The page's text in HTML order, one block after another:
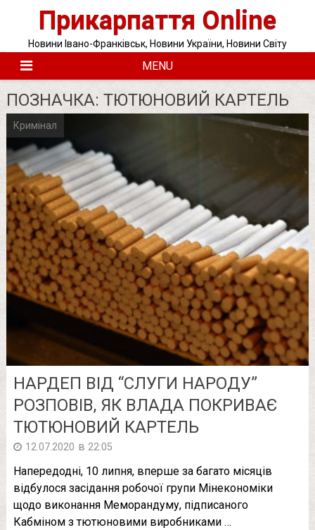
Прикарпаття Online
Новини Івано-Франківськ, Новини України, Новини Світу
MENU
ПОЗНАЧКА: ТЮТЮНОВИЙ КАРТЕЛЬ
Кримінал
НАРДЕП ВІД “СЛУГИ НАРОДУ”
РОЗПОВІВ, ЯК ВЛАДА ПОКРИВАЄ
ТЮТЮНОВИЙ КАРТЕЛЬ
12.07.2020 в 22:05
Напередодні, 10 липня, вперше за багато місяців
відбулося засідання робочої групи Мінекономіки
щодо виконання Меморандуму, підписаного
Кабміном з тютюновими виробниками …